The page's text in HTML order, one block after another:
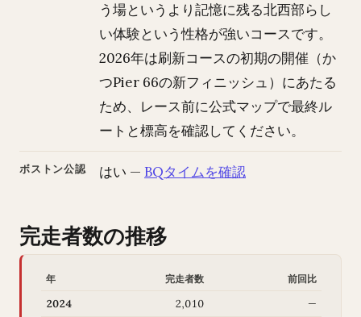
う場というより記憶に残る北西部らし
い体験という性格が強いコースです。
2026年は刷新コースの初期の開催（か
つPier 66の新フィニッシュ）にあたる
ため、レース前に公式マップで最終ル
ートと標高を確認してください。
ボストン公認 はい — BQタイムを確認
完走者数の推移
年 完走者数 前回比
2024 2,010
—